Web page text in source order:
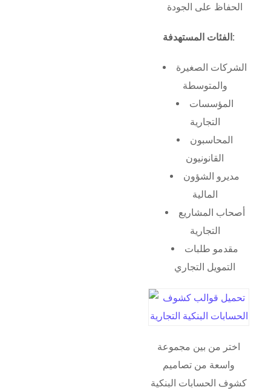
الحفاظ على الجودة
الفئات المستهدفة:
الشركات الصغيرة
والمتوسطة
المؤسسات
التجارية
المحاسبون
القانونيون
مديرو الشؤون
المالية
أصحاب المشاريع
التجارية
مقدمو طلبات
التمويل التجاري
اختر من بين مجموعة
واسعة من تصاميم
كشوف الحسابات البنكية